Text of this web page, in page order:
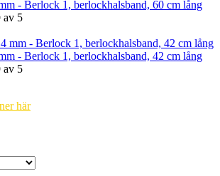
- Berlock 1, berlockhalsband, 60 cm lång
av 5
- Berlock 1, berlockhalsband, 42 cm lång
av 5
här